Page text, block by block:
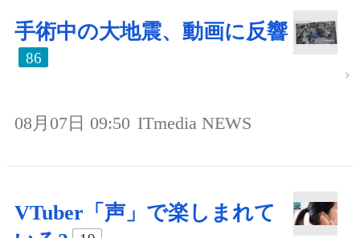
手術中の大地震、動画に反響
86
08月07日 09:50 ITmedia NEWS
VTuber「声」で楽しまれて